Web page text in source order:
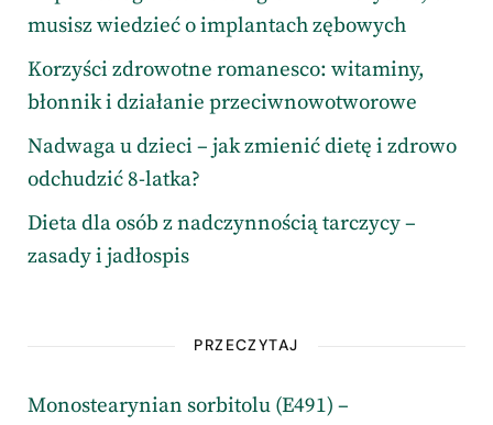
musisz wiedzieć o implantach zębowych
Korzyści zdrowotne romanesco: witaminy,
błonnik i działanie przeciwnowotworowe
Nadwaga u dzieci – jak zmienić dietę i zdrowo
odchudzić 8-latka?
Dieta dla osób z nadczynnością tarczycy –
zasady i jadłospis
PRZECZYTAJ
Monostearynian sorbitolu (E491) –